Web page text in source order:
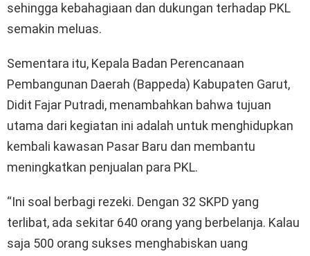
sehingga kebahagiaan dan dukungan terhadap PKL
semakin meluas.
Sementara itu, Kepala Badan Perencanaan
Pembangunan Daerah (Bappeda) Kabupaten Garut,
Didit Fajar Putradi, menambahkan bahwa tujuan
utama dari kegiatan ini adalah untuk menghidupkan
kembali kawasan Pasar Baru dan membantu
meningkatkan penjualan para PKL.
“Ini soal berbagi rezeki. Dengan 32 SKPD yang
terlibat, ada sekitar 640 orang yang berbelanja. Kalau
saja 500 orang sukses menghabiskan uang